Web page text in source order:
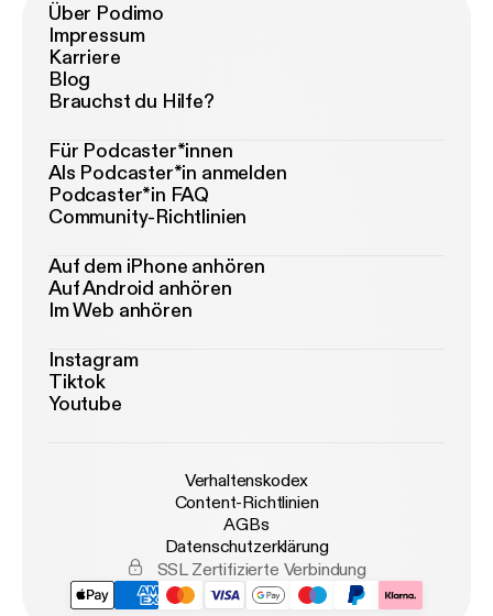
Über Podimo
Impressum
Karriere
Blog
Brauchst du Hilfe?
Für Podcaster*innen
Als Podcaster*in anmelden
Podcaster*in FAQ
Community-Richtlinien
Auf dem iPhone anhören
Auf Android anhören
Im Web anhören
Instagram
Tiktok
Youtube
Verhaltenskodex
Content-Richtlinien
AGBs
Datenschutzerklärung
SSL Zertifizierte Verbindung